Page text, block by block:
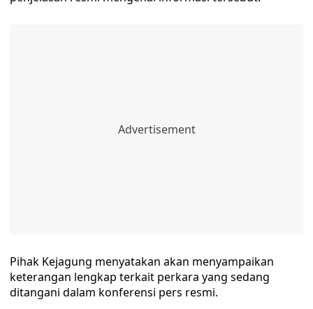
Pihak Kejagung menyatakan akan menyampaikan
keterangan lengkap terkait perkara yang sedang
ditangani dalam konferensi pers resmi.